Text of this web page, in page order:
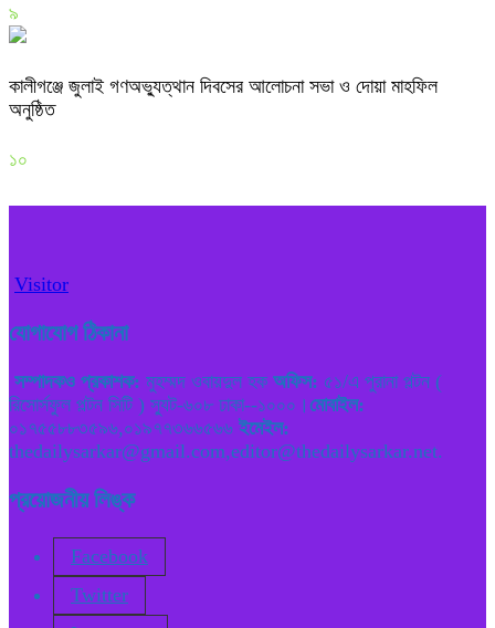
৯
কালীগঞ্জে জুলাই গণঅভ্যুত্থান দিবসের আলোচনা সভা ও দোয়া মাহফিল
অনুষ্ঠিত
১০
Visitor
যোগাযোগ ঠিকানা
সম্পাদকও প্রকাশক: মুহম্মদ ওবায়দুল হক অফিস: ৫১/এ পুরানা পল্টন (
রিসোর্সফুল পল্টন সিটি ) স্যুট-৬০৮ ঢাকা--১০০০। মোবাইল:
০১৭৫৫৮৮৩৫৯৬,০১৯৭৭৩৬৬৫৬৬ ইমেইল:
thedailysarkar@gmail.com,editor@thedailysarkar.net.
প্রয়োজনীয় লিঙ্ক
Facebook
Twitter